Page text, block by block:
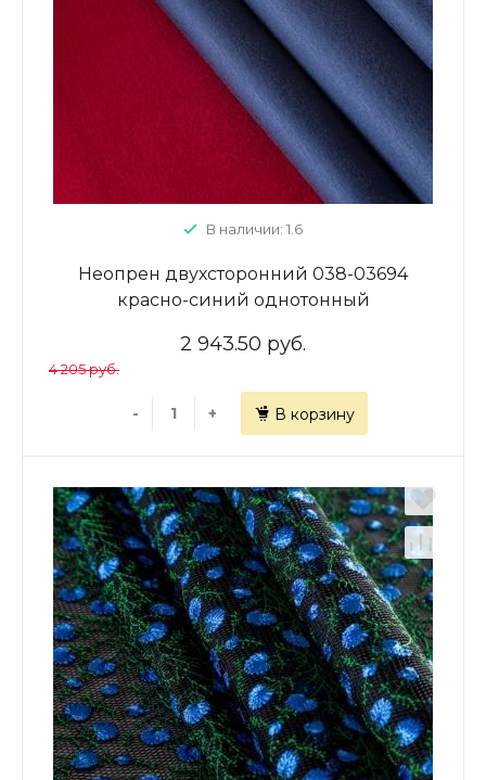
В наличии: 1.6
Неопрен двухсторонний 038-03694
красно-синий однотонный
2 943.50 руб.
4 205 руб.
- + В корзину